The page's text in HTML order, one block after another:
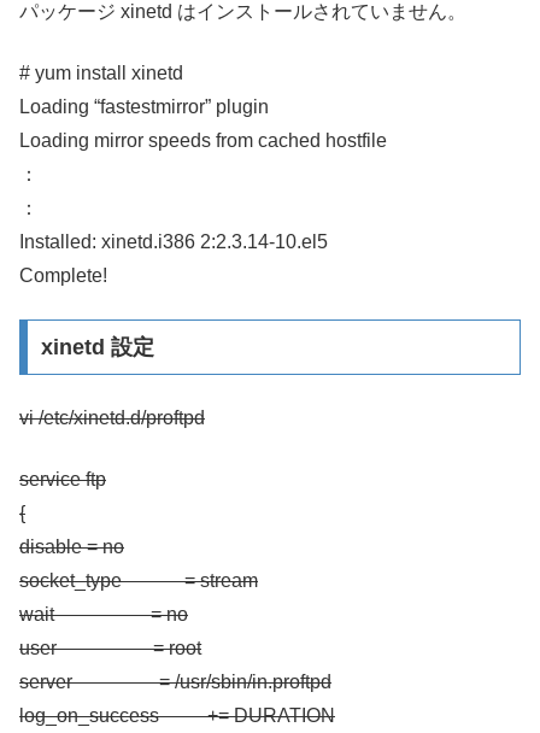
パッケージ xinetd はインストールされていません。
# yum install xinetd
Loading “fastestmirror” plugin
Loading mirror speeds from cached hostfile
：
：
Installed: xinetd.i386 2:2.3.14-10.el5
Complete!
xinetd 設定
vi /etc/xinetd.d/proftpd
service ftp
{
disable = no
socket_type = stream
wait = no
user = root
server = /usr/sbin/in.proftpd
log_on_success += DURATION